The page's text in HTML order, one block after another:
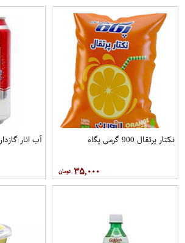
نکتار پرتقال 900 گرمی پگاه
۳۵,۰۰۰
آب انار گازدار 330 میل بیک بر